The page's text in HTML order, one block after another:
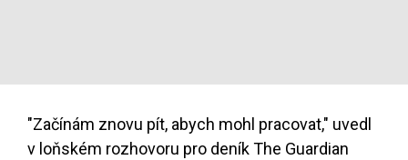
"Začínám znovu pít, abych mohl pracovat," uvedl
v loňském rozhovoru pro deník The Guardian